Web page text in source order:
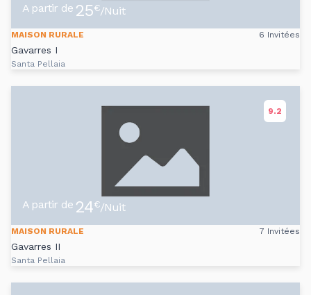
A partir de 25€/Nuit
MAISON RURALE 6 Invitées
Gavarres I
Santa Pellaia
9.2
A partir de 24€/Nuit
MAISON RURALE 7 Invitées
Gavarres II
Santa Pellaia